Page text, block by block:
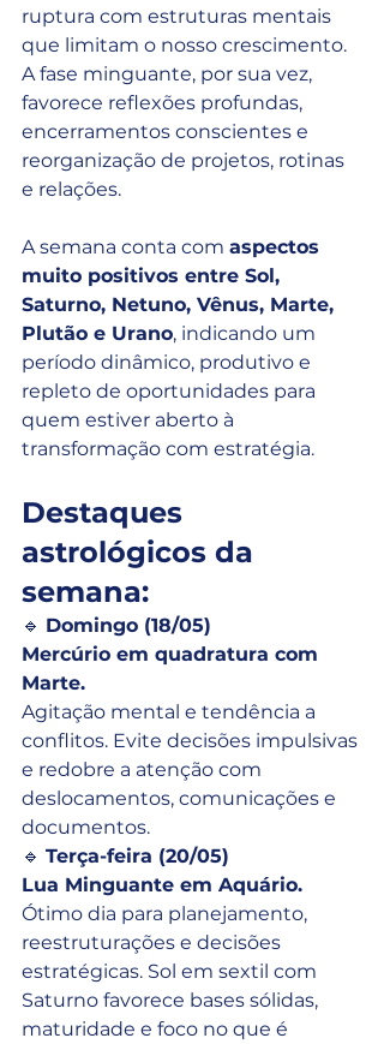
ruptura com estruturas mentais
que limitam o nosso crescimento.
A fase minguante, por sua vez,
favorece reflexões profundas,
encerramentos conscientes e
reorganização de projetos, rotinas
e relações.
A semana conta com aspectos
muito positivos entre Sol,
Saturno, Netuno, Vênus, Marte,
Plutão e Urano, indicando um
período dinâmico, produtivo e
repleto de oportunidades para
quem estiver aberto à
transformação com estratégia.
Destaques
astrológicos da
semana:
🔹 Domingo (18/05)
Mercúrio em quadratura com
Marte.
Agitação mental e tendência a
conflitos. Evite decisões impulsivas
e redobre a atenção com
deslocamentos, comunicações e
documentos.
🔹 Terça-feira (20/05)
Lua Minguante em Aquário.
Ótimo dia para planejamento,
reestruturações e decisões
estratégicas. Sol em sextil com
Saturno favorece bases sólidas,
maturidade e foco no que é